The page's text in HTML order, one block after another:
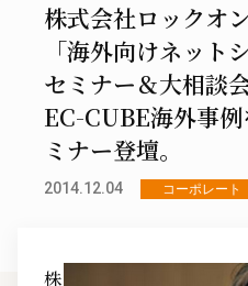
株式会社ロックオ
「海外向けネット
セミナー＆大相談
EC-CUBE海外事
ミナー登壇。
2014.12.04 コーポレート
株